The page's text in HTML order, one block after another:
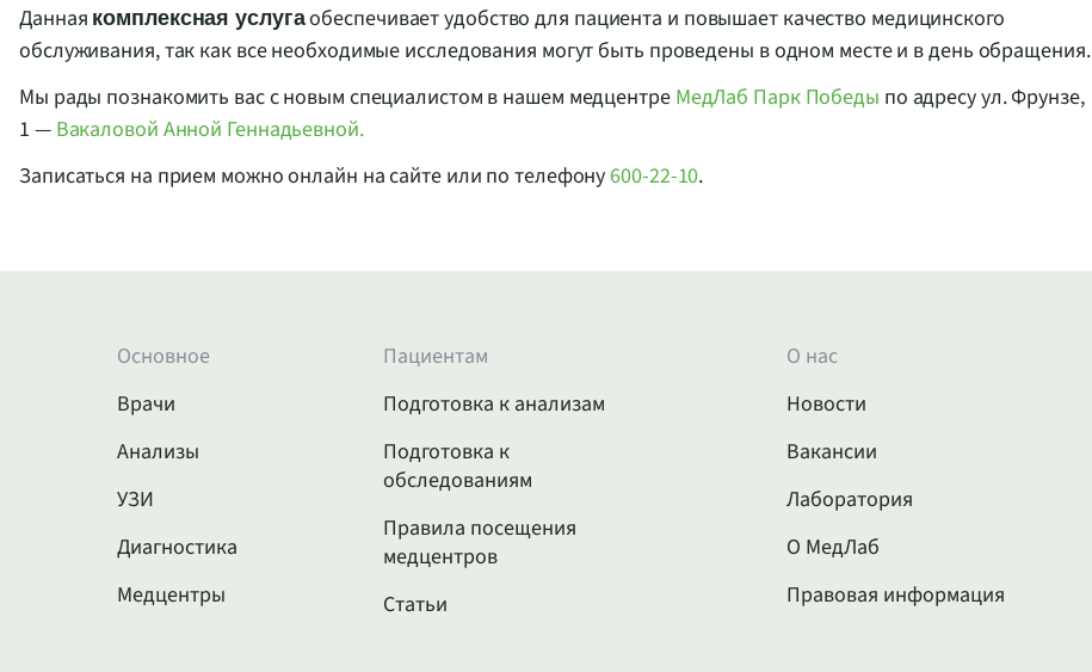
Данная комплексная услугаобеспечивает удобство для пациента и повышает качество медицинского
обслуживания, так как все необходимые исследования могут быть проведены в одном месте и в день обращения.
Мы рады познакомить вас с новым специалистом в нашем медцентре МедЛаб Парк Победы по адресу ул. Фрунзе,
1 — Вакаловой Анной Геннадьевной.
Записаться на прием можно онлайн на сайте или по телефону600-22-10.
Основное
Врачи
Анализы
УЗИ
Диагностика
Медцентры
Пациентам
Подготовка к анализам
Подготовка к
обследованиям
Правила посещения
медцентров
Статьи
О нас
Новости
Вакансии
Лаборатория
О МедЛаб
Правовая информация